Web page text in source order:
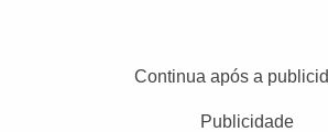
Continua após a
Publicidade